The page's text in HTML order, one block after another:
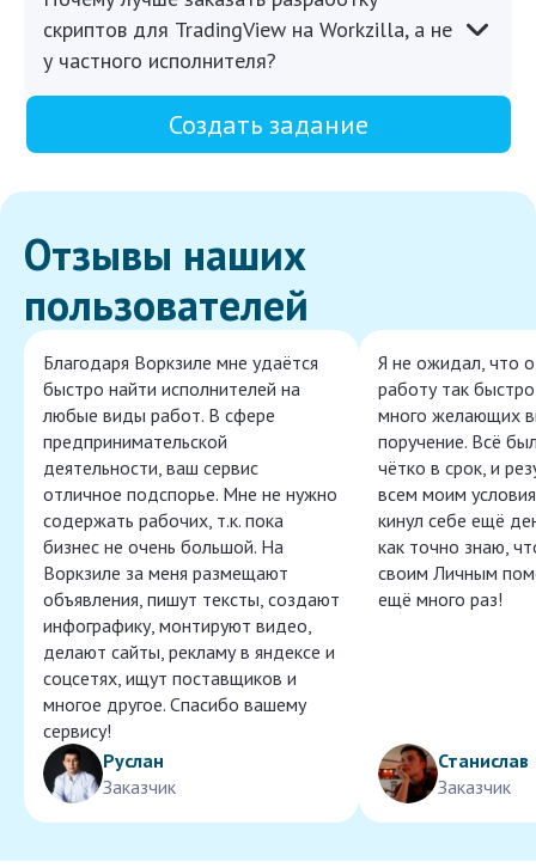
скриптов для TradingView на Workzilla, а не
у частного исполнителя?
Создать задание
Отзывы наших
пользователей
Благодаря Воркзиле мне удаётся
быстро найти исполнителей на
любые виды работ. В сфере
предпринимательской
деятельности, ваш сервис
отличное подспорье. Мне не нужно
содержать рабочих, т.к. пока
бизнес не очень большой. На
Воркзиле за меня размещают
объявления, пишут тексты, создают
инфографику, монтируют видео,
делают сайты, рекламу в яндексе и
соцсетях, ищут поставщиков и
многое другое. Спасибо вашему
сервису!
Руслан
Заказчик
Я не ожидал, что
работу так
много желающих
поручение. Всё
чётко в срок, и
всем моим
кинул себе ещё
как точно знаю,
своим Личным
ещё много раз!
Станислав
Заказчик